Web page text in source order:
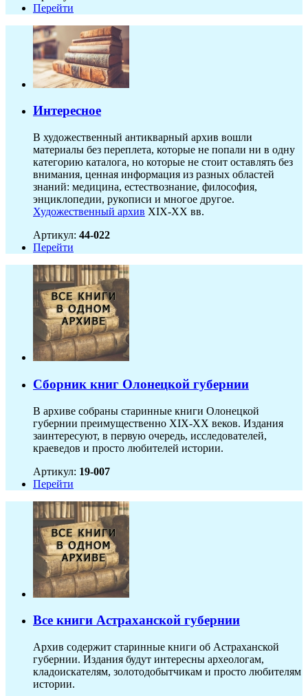
Перейти
Интересное
В художественный антикварный архив вошли
материалы без переплета, которые не попали ни в одну
категорию каталога, но которые не стоит оставлять без
внимания, ценная информация из разных областей
знаний: медицина, естествознание, философия,
энциклопедии, рукописи и многое другое.
Художественный архив XIX-XX вв.
Артикул: 44-022
Перейти
Сборник книг Олонецкой губернии
В архиве собраны старинные книги Олонецкой
губернии преимущественно XIX-ХХ веков. Издания
заинтересуют, в первую очередь, исследователей,
краеведов и просто любителей истории.
Артикул: 19-007
Перейти
Все книги Астраханской губернии
Архив содержит старинные книги об Астраханской
губернии. Издания будут интересны археологам,
кладоискателям, золотодобытчикам и просто любителям
истории.